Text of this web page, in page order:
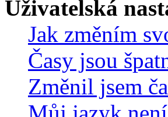
Uživatelská
Jak změním
Časy jsou
Změnil jsem